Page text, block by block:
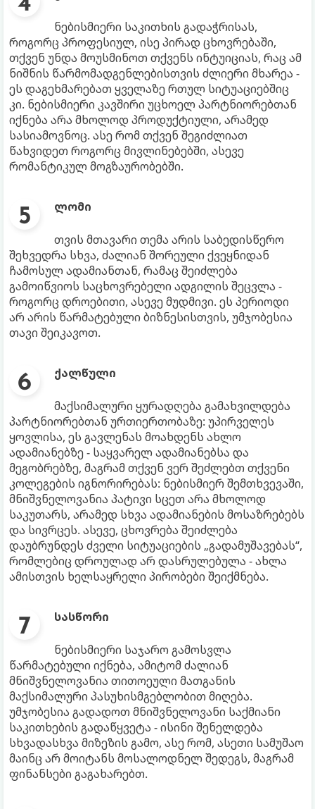
ნებისმიერი საკითხის გადაჭრისას,
როგორც პროფესიულ, ისე პირად ცხოვრებაში,
თქვენ უნდა მოუსმინოთ თქვენს ინტუიციას, რაც ამ
ნიშნის წარმომადგენლებისთვის ძლიერი მხარეა -
ეს დაგეხმარებათ ყველაზე რთულ სიტუაციებშიც
კი. ნებისმიერი კავშირი უცხოელ პარტნიორებთან
იქნება არა მხოლოდ პროდუქტიული, არამედ
სასიამოვნოც. ასე რომ თქვენ შეგიძლიათ
წახვიდეთ როგორც მივლინებებში, ასევე
რომანტიკულ მოგზაურობებში.
ლომი
თვის მთავარი თემა არის საბედისწერო
შეხვედრა სხვა, ძალიან შორეული ქვეყნიდან
ჩამოსულ ადამიანთან, რამაც შეიძლება
გამოიწვიოს საცხოვრებელი ადგილის შეცვლა -
როგორც დროებითი, ასევე მუდმივი. ეს პერიოდი
არ არის წარმატებული ბიზნესისთვის, უმჯობესია
თავი შეიკავოთ.
ქალწული
მაქსიმალური ყურადღება გამახვილდება
პარტნიორებთან ურთიერთობაზე: უპირველეს
ყოვლისა, ეს გავლენას მოახდენს ახლო
ადამიანებზე - საყვარელ ადამიანებსა და
მეგობრებზე, მაგრამ თქვენ ვერ შეძლებთ თქვენი
კოლეგების იგნორირებას: ნებისმიერ შემთხვევაში,
მნიშვნელოვანია პატივი სცეთ არა მხოლოდ
საკუთარს, არამედ სხვა ადამიანების მოსაზრებებს
და სივრცეს. ასევე, ცხოვრება შეიძლება
დაუბრუნდეს ძველი სიტუაციების „გადამუშავებას“,
რომლებიც დროულად არ დასრულებულა - ახლა
ამისთვის ხელსაყრელი პირობები შეიქმნება.
სასწორი
ნებისმიერი საჯარო გამოსვლა
წარმატებული იქნება, ამიტომ ძალიან
მნიშვნელოვანია თითოეული მათგანის
მაქსიმალური პასუხისმგებლობით მიღება.
უმჯობესია გადადოთ მნიშვნელოვანი საქმიანი
საკითხების გადაწყვეტა - ისინი შენელდება
სხვადასხვა მიზეზის გამო, ასე რომ, ასეთი სამუშაო
მაინც არ მოიტანს მოსალოდნელ შედეგს, მაგრამ
ფინანსები გაგახარებთ.